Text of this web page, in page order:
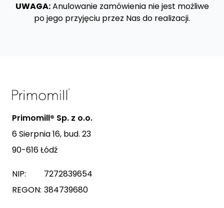
UWAGA:Anulowanie zamówienia nie jest możliwe
po jego przyjęciu przez Nas do realizacji.
Primomill® Sp. z o.o.
6 Sierpnia 16, bud. 23
90-616 Łódź
NIP:
7272839654
REGON: 384739680